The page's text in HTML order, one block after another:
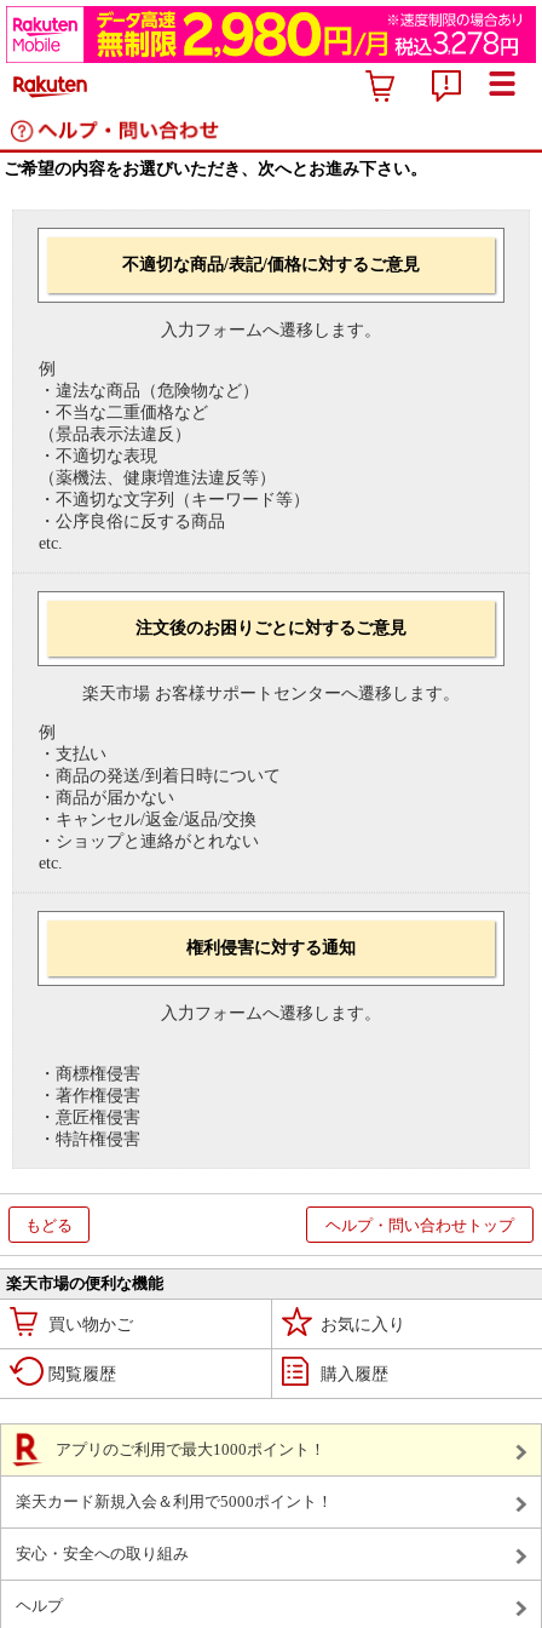
ご希望の内容をお選びいただき、次へとお進み下さい。
不適切な商品/表記/価格に対するご意見
入力フォームへ遷移します。
例
・違法な商品（危険物など）
・不当な二重価格など
（景品表示法違反）
・不適切な表現
（薬機法、健康増進法違反等）
・不適切な文字列（キーワード等）
・公序良俗に反する商品
etc.
注文後のお困りごとに対するご意見
楽天市場 お客様サポートセンターへ遷移します。
例
・支払い
・商品の発送/到着日時について
・商品が届かない
・キャンセル/返金/返品/交換
・ショップと連絡がとれない
etc.
権利侵害に対する通知
入力フォームへ遷移します。
・商標権侵害
・著作権侵害
・意匠権侵害
・特許権侵害
もどる ヘルプ・問い合わせトップ
楽天市場の便利な機能
買い物かご お気に入り
閲覧履歴 購入履歴
アプリのご利用で最大1000ポイント！
楽天カード新規入会＆利用で5000ポイント！
安心・安全への取り組み
ヘルプ